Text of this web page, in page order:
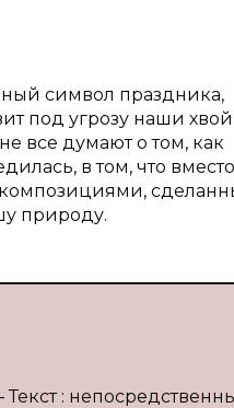
символ праздника,
под угрозу наши
все думают о том, как
в том, что вместо
природу.
: